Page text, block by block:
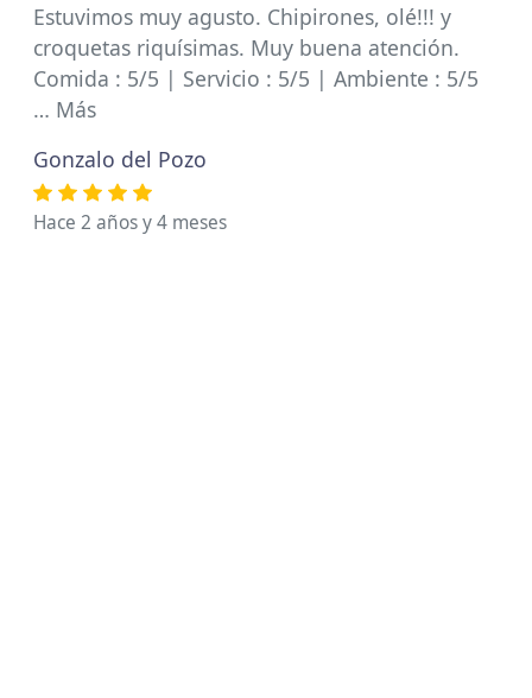
Estuvimos muy agusto. Chipirones, olé!!! y
croquetas riquísimas. Muy buena atención.
Comida : 5/5 | Servicio : 5/5 | Ambiente : 5/5
… Más
Gonzalo del Pozo
Hace 2 años y 4 meses